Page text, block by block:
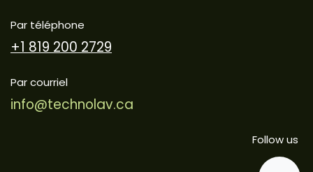
Par téléphone
+1 819 200 2729
Par courriel
info@technolav.ca
Follow us